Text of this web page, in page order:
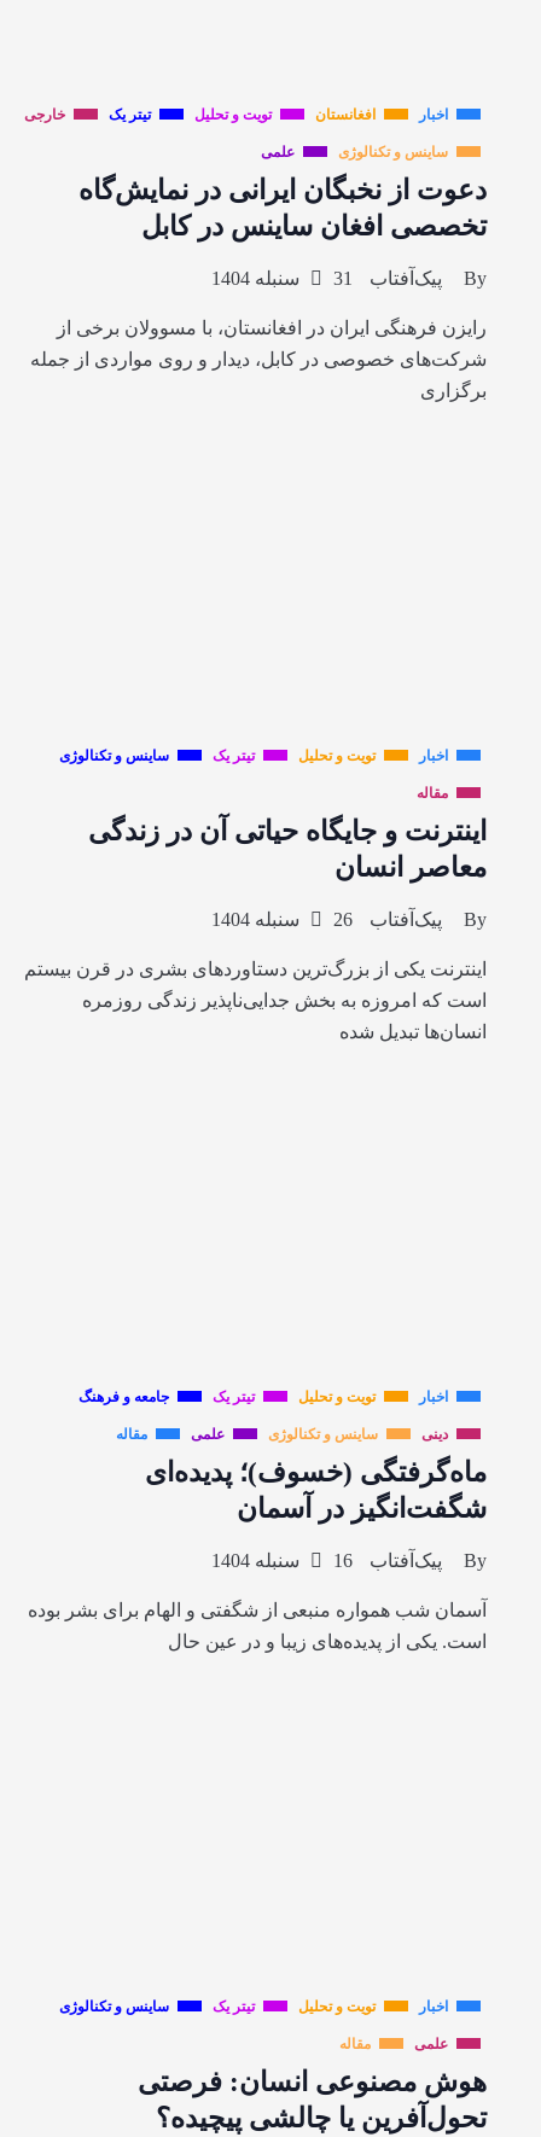
اخبار افغانستان تویت و تحلیل تیتر یک خارجی
ساینس و تکنالوژی علمی
دعوت از نخبگان ایرانی در نمایش‌گاه
تخصصی افغان ساینس در کابل
By پیک‌آفتاب 31 سنبله 1404
رایزن فرهنگی ایران در افغانستان، با مسوولان برخی از
شرکت‌های خصوصی در کابل، دیدار و روی مواردی از جمله
برگزاری
اخبار تویت و تحلیل تیتر یک ساینس و تکنالوژی
مقاله
اینترنت و جایگاه حیاتی آن در زندگی
معاصر انسان
By پیک‌آفتاب 26 سنبله 1404
اینترنت یکی از بزرگ‌ترین دستاوردهای بشری در قرن بیستم
است که امروزه به بخش جدایی‌ناپذیر زندگی روزمره
انسان‌ها تبدیل شده
اخبار تویت و تحلیل تیتر یک جامعه و فرهنگ
دینی ساینس و تکنالوژی علمی مقاله
ماه‌گرفتگی (خسوف)؛ پدیده‌ای
شگفت‌انگیز در آسمان
By پیک‌آفتاب 16 سنبله 1404
آسمان شب همواره منبعی از شگفتی و الهام برای بشر بوده
است. یکی از پدیده‌های زیبا و در عین حال
اخبار تویت و تحلیل تیتر یک ساینس و تکنالوژی
علمی مقاله
هوش مصنوعی انسان: فرصتی
تحول‌آفرین یا چالشی پیچیده؟